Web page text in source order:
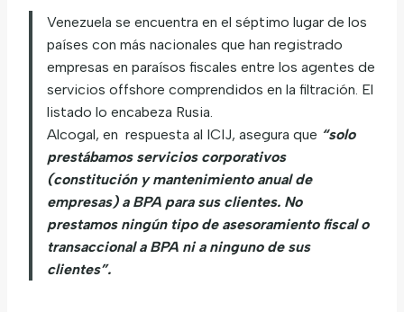
Venezuela se encuentra en el séptimo lugar de los
países con más nacionales que han registrado
empresas en paraísos fiscales entre los agentes de
servicios offshore comprendidos en la filtración. El
listado lo encabeza Rusia.
Alcogal, en respuesta al ICIJ, asegura que “solo
prestábamos servicios corporativos
(constitución y mantenimiento anual de
empresas) a BPA para sus clientes. No
prestamos ningún tipo de asesoramiento fiscal o
transaccional a BPA ni a ninguno de sus
clientes”.